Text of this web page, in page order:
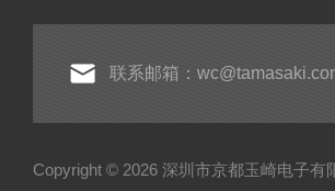
联系邮箱：
Copyright © 2026 深圳市京都玉崎电子有